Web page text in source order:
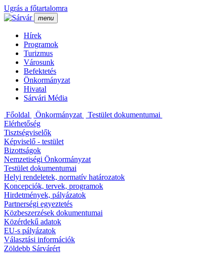
Ugrás a főtartalomra
menu
Hí­rek
Programok
Turizmus
Városunk
Befektetés
Önkormányzat
Hivatal
Sárvári Média
Főoldal
Önkormányzat
Testület dokumentumai
Elérhetőség
Tisztségviselők
Képviselő - testület
Bizottságok
Nemzetiségi Önkormányzat
Testület dokumentumai
Helyi rendeletek, normatí­v határozatok
Koncepciók, tervek, programok
Hirdetmények, pályázatok
Partnerségi egyeztetés
Közbeszerzések dokumentumai
Közérdekű adatok
EU-s pályázatok
Választási információk
Zöldebb Sárvárért